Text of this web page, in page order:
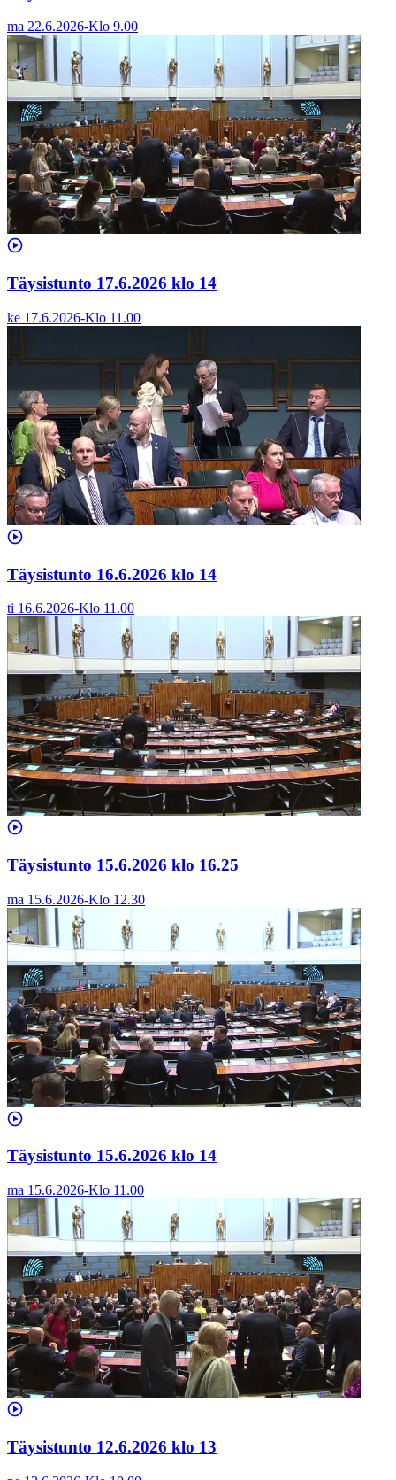
ma 22.6.2026-Klo 9.00
Täysistunto 17.6.2026 klo 14
ke 17.6.2026-Klo 11.00
Täysistunto 16.6.2026 klo 14
ti 16.6.2026-Klo 11.00
Täysistunto 15.6.2026 klo 16.25
ma 15.6.2026-Klo 12.30
Täysistunto 15.6.2026 klo 14
ma 15.6.2026-Klo 11.00
Täysistunto 12.6.2026 klo 13